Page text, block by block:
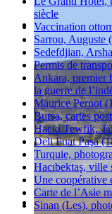
siècle
Vaccination
Sarrou, Auguste
Sedefdjian,
Permis de
Ankara, premier
la guerre de
Maurice Pernot
Bursa, cartes
Hacki Tewfik,
Deli Fuat Paşa
Turquie,
Hacıbektaş, ville
Une coopérative
Carte de l’Asie
Sinan (Les),